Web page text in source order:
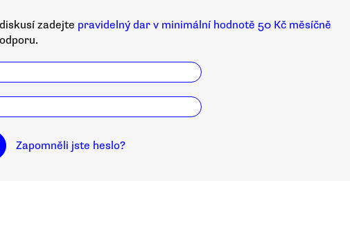
zadejte pravidelný dar v minimální hodnotě 50 Kč měsíčně
Zapomněli jste heslo?